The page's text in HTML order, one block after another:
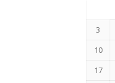
3
10
17